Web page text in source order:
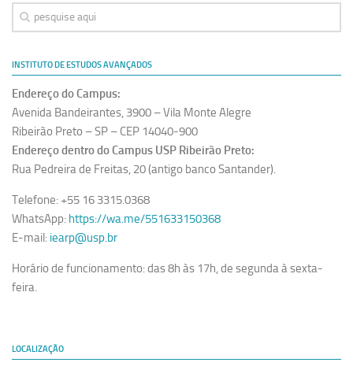
INSTITUTO DE ESTUDOS AVANÇADOS
Endereço do Campus:
Avenida Bandeirantes, 3900 – Vila Monte Alegre
Ribeirão Preto – SP – CEP 14040-900
Endereço dentro do Campus USP Ribeirão Preto:
Rua Pedreira de Freitas, 20 (antigo banco Santander).
Telefone: +55 16 3315.0368
WhatsApp: https://wa.me/551633150368
E-mail: iearp@usp.br
Horário de funcionamento: das 8h às 17h, de segunda à sexta-
feira.
LOCALIZAÇÃO